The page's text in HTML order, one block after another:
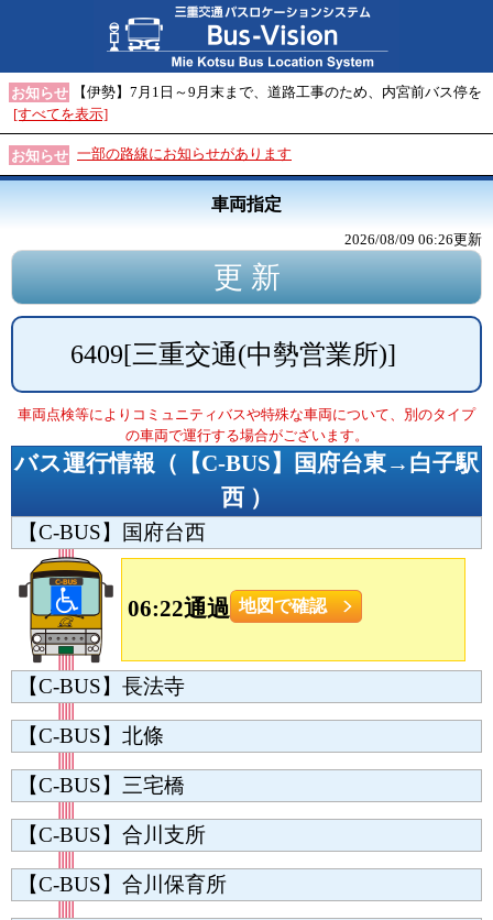
お知らせ
【伊勢】7月1日～9月末まで、道路工事のため、内宮前バス停を
[すべてを表示]
お知らせ 一部の路線にお知らせがあります
車両指定
2026/08/09 06:26更新
6409[三重交通(中勢営業所)]
車両点検等によりコミュニティバスや特殊な車両について、別のタイプ
の車両で運行する場合がございます。
バス運行情報（ 【C-BUS】国府台東→白子駅
西 ）
【C-BUS】国府台西
06:22通過 地図で確認
【C-BUS】長法寺
【C-BUS】北條
【C-BUS】三宅橋
【C-BUS】合川支所
【C-BUS】合川保育所